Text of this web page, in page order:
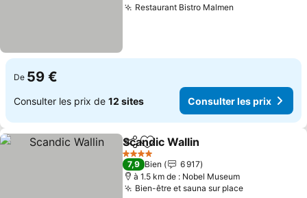
Restaurant Bistro Malmen
De 59 €
Consulter les prix de 12 sites Consulter les prix
PartagerAjouter à mes favoris
Scandic Wallin
4 Étoiles
7,9 Bien
6 917
à 1.5 km de : Nobel Museum
Bien-être et sauna sur placeConsulter